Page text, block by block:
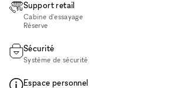
Support retail
Cabine d'essayage
Réserve
Sécurité
Système de sécurité
Espace personnel